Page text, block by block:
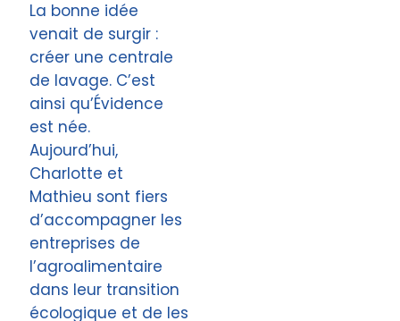
La bonne idée
venait de surgir :
créer une centrale
de lavage. C’est
ainsi qu’Évidence
est née.
Aujourd’hui,
Charlotte et
Mathieu sont fiers
d’accompagner les
entreprises de
l’agroalimentaire
dans leur transition
écologique et de les